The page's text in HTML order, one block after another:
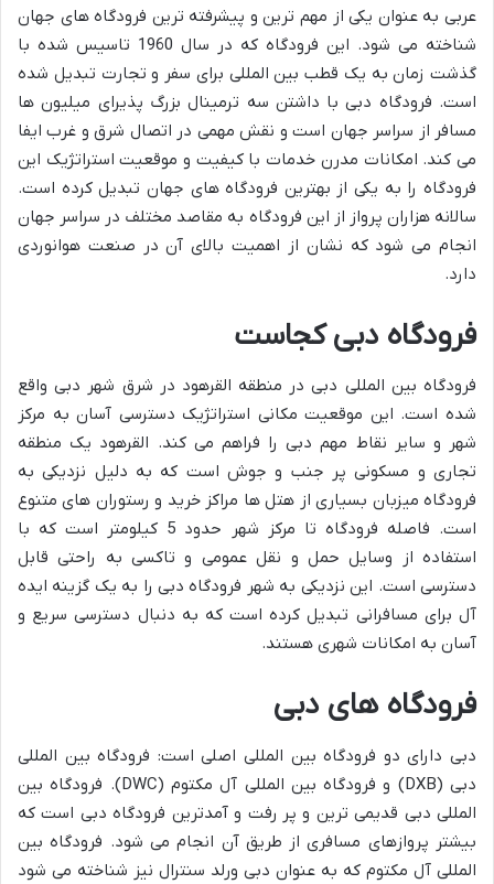
عربی به عنوان یکی از مهم ترین و پیشرفته ترین فرودگاه های جهان
شناخته می شود. این فرودگاه که در سال 1960 تاسیس شده با
گذشت زمان به یک قطب بین المللی برای سفر و تجارت تبدیل شده
است. فرودگاه دبی با داشتن سه ترمینال بزرگ پذیرای میلیون ها
مسافر از سراسر جهان است و نقش مهمی در اتصال شرق و غرب ایفا
می کند. امکانات مدرن خدمات با کیفیت و موقعیت استراتژیک این
فرودگاه را به یکی از بهترین فرودگاه های جهان تبدیل کرده است.
سالانه هزاران پرواز از این فرودگاه به مقاصد مختلف در سراسر جهان
انجام می شود که نشان از اهمیت بالای آن در صنعت هوانوردی
دارد.
فرودگاه دبی کجاست
فرودگاه بین المللی دبی در منطقه القرهود در شرق شهر دبی واقع
شده است. این موقعیت مکانی استراتژیک دسترسی آسان به مرکز
شهر و سایر نقاط مهم دبی را فراهم می کند. القرهود یک منطقه
تجاری و مسکونی پر جنب و جوش است که به دلیل نزدیکی به
فرودگاه میزبان بسیاری از هتل ها مراکز خرید و رستوران های متنوع
است. فاصله فرودگاه تا مرکز شهر حدود 5 کیلومتر است که با
استفاده از وسایل حمل و نقل عمومی و تاکسی به راحتی قابل
دسترسی است. این نزدیکی به شهر فرودگاه دبی را به یک گزینه ایده
آل برای مسافرانی تبدیل کرده است که به دنبال دسترسی سریع و
آسان به امکانات شهری هستند.
فرودگاه های دبی
دبی دارای دو فرودگاه بین المللی اصلی است: فرودگاه بین المللی
دبی (DXB) و فرودگاه بین المللی آل مکتوم (DWC). فرودگاه بین
المللی دبی قدیمی ترین و پر رفت و آمدترین فرودگاه دبی است که
بیشتر پروازهای مسافری از طریق آن انجام می شود. فرودگاه بین
المللی آل مکتوم که به عنوان دبی ورلد سنترال نیز شناخته می شود